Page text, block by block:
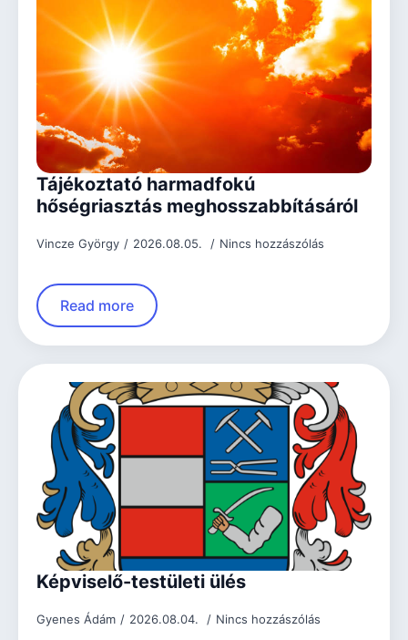
Tájékoztató harmadfokú
hőségriasztás meghosszabbításáról
Vincze György 2026.08.05. Nincs hozzászólás
Read more
Képviselő-testületi ülés
Gyenes Ádám 2026.08.04. Nincs hozzászólás